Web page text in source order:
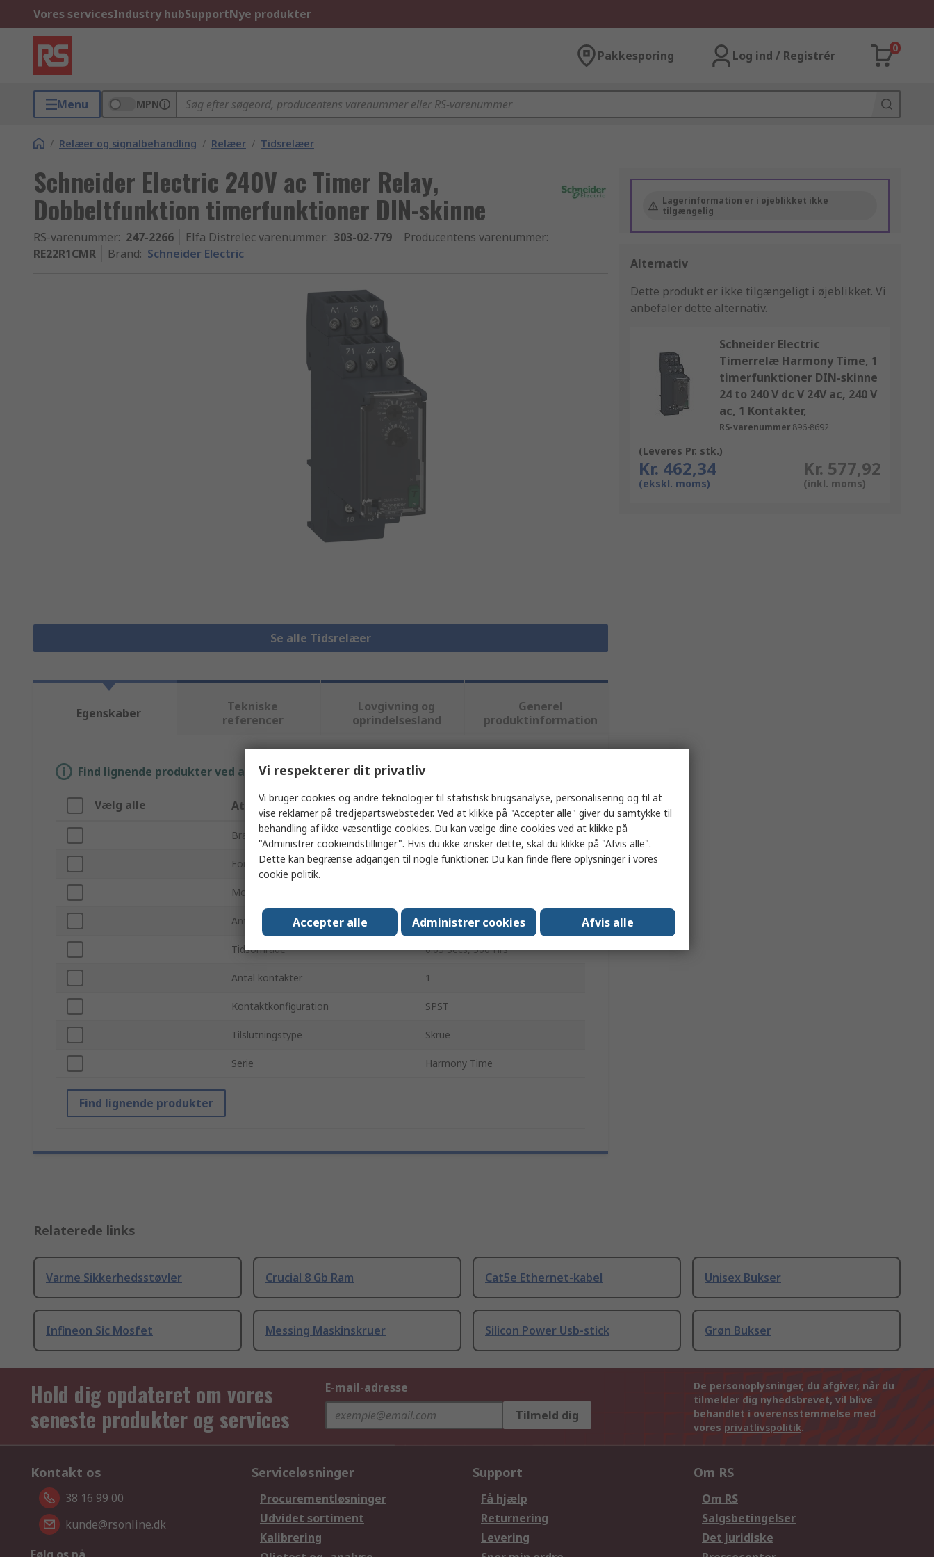
Vores servicesIndustry hubSupportNye produkter
Pakkesporing Log ind / Registrér
0
Menu MPN
/ Relæer og signalbehandling / Relæer / Tidsrelæer
Schneider Electric 240V ac Timer Relay,
Dobbeltfunktion timerfunktioner DIN-skinne
RS-varenummer: 247-2266 Elfa Distrelec varenummer: 303-02-779 Producentens varenummer:
RE22R1CMR
Brand: Schneider Electric
Se alle Tidsrelæer
Lagerinformation er i øjeblikket ikke
tilgængelig
Alternativ
Dette produkt er ikke tilgængeligt i øjeblikket. Vi
anbefaler dette alternativ.
Schneider Electric
Timerrelæ Harmony Time, 1
timerfunktioner DIN-skinne
24 to 240 V dc V 24V ac, 240 V
ac, 1 Kontakter,
RS-varenummer 896-8692
(Leveres Pr. stk.)
Kr. 462,34
(ekskl. moms)
Kr. 577,92
(inkl. moms)
Egenskaber
Tekniske
referencer
Lovgivning og
oprindelsesland
Generel
produktinformation
Find lignende produkter ved at vælge én eller flere attributter.
Vælg alle Attribut Værdi
Brand Schneider Electric
Forsyningsspænding 240V ac
Monteringstype
Antal timerfunktioner Dobbeltfunktion
Tidsområde 0.05 Secs, 300 Hrs
Antal kontakter 1
Kontaktkonfiguration SPST
Tilslutningstype Skrue
Serie Harmony Time
Find lignende produkter
Relaterede links
Varme Sikkerhedsstøvler Crucial 8 Gb Ram Cat5e Ethernet-kabel Unisex Bukser
Infineon Sic Mosfet Messing Maskinskruer Silicon Power Usb-stick Grøn Bukser
Hold dig opdateret om vores
seneste produkter og services
E-mail-adresse
Tilmeld dig
De personoplysninger, du afgiver, når du
tilmelder dig nyhedsbrevet, vil blive
behandlet i overensstemmelse med
vores privatlivspolitik.
Kontakt os
38 16 99 00
kunde@rsonline.dk
Serviceløsninger
Procurementløsninger
Udvidet sortiment
Kalibrering
Support
Få hjælp
Returnering
Levering
Om RS
Om RS
Salgsbetingelser
Det juridiske
Vi respekterer dit privatliv
Vi bruger cookies og andre teknologier til statistisk brugsanalyse, personalisering og til at
vise reklamer på tredjepartswebsteder. Ved at klikke på "Accepter alle" giver du samtykke til
behandling af ikke-væsentlige cookies. Du kan vælge dine cookies ved at klikke på
"Administrer cookieindstillinger". Hvis du ikke ønsker dette, skal du klikke på "Afvis alle".
Dette kan begrænse adgangen til nogle funktioner. Du kan finde flere oplysninger i vores
cookie politik.
Accepter alle Administrer cookies Afvis alle